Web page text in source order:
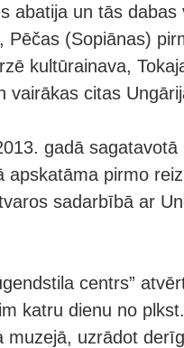
abatija un tās
Pēčas (Sopiānas)
kultūrainava,
vairākas citas
gadā
apskatāma pirmo
sadarbībā ar
centrs”
katru dienu no
muzejā, uzrādot